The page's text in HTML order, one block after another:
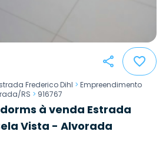
Frederico Dihl > Empreendimento
RS > 916767
à venda Estrada
Vista - Alvorada